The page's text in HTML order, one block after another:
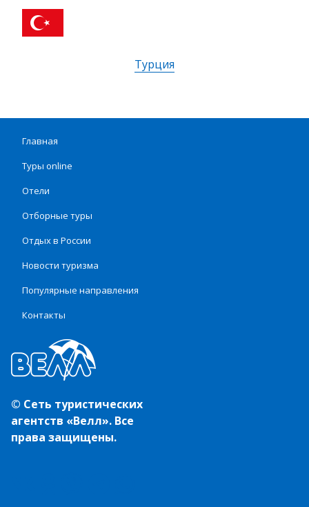
Турция
Главная
Туры online
Отели
Отборные туры
Отдых в России
Новости туризма
Популярные направления
Контакты
© Сеть туристических
агентств «Велл». Все
права защищены.